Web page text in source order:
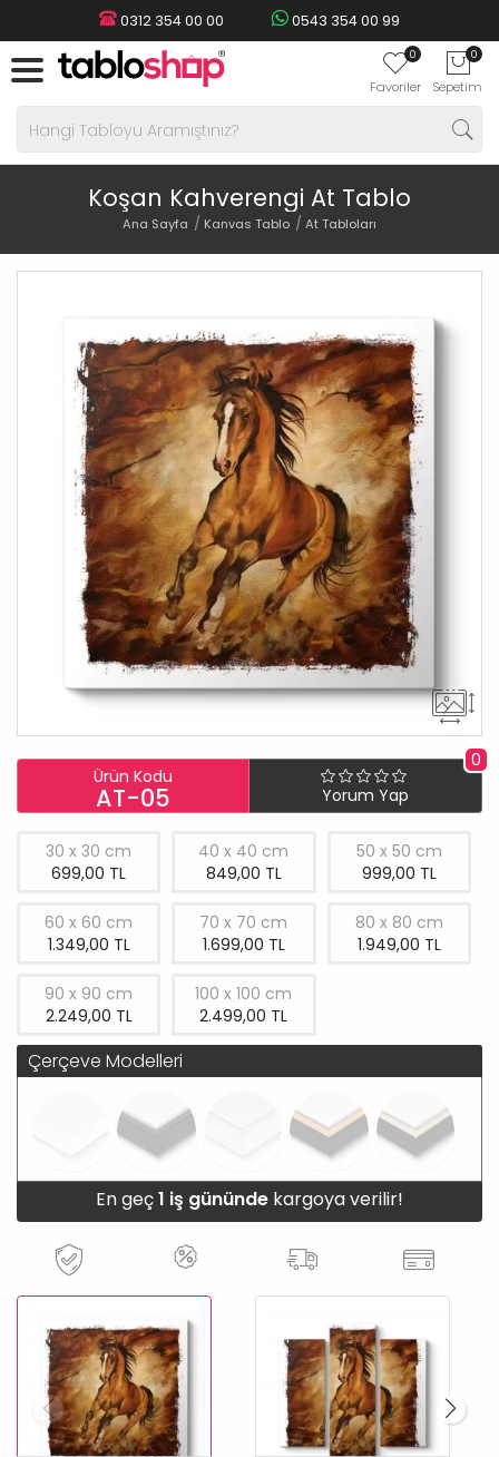
0312 354 00 00 0543 354 00 99
0
Favoriler
0
Sepetim
Koşan Kahverengi At Tablo
Ana Sayfa Kanvas Tablo At Tabloları
Ürün Kodu
AT-05
0
Yorum Yap
30 x 30 cm
699,00 TL
40 x 40 cm
849,00 TL
50 x 50 cm
999,00 TL
60 x 60 cm
1.349,00 TL
70 x 70 cm
1.699,00 TL
80 x 80 cm
1.949,00 TL
90 x 90 cm
2.249,00 TL
100 x 100 cm
2.499,00 TL
Çerçeve Modelleri
En geç1 iş gününde kargoya verilir!